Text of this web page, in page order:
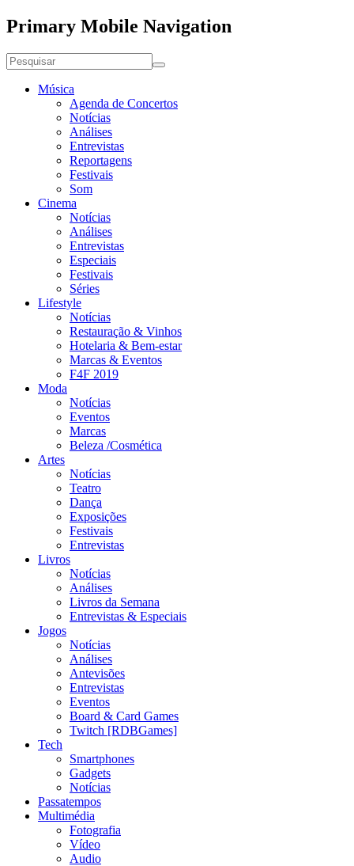
Primary Mobile Navigation
Música
Agenda de Concertos
Notícias
Análises
Entrevistas
Reportagens
Festivais
Som
Cinema
Notícias
Análises
Entrevistas
Especiais
Festivais
Séries
Lifestyle
Notícias
Restauração & Vinhos
Hotelaria & Bem-estar
Marcas & Eventos
F4F 2019
Moda
Notícias
Eventos
Marcas
Beleza /Cosmética
Artes
Notícias
Teatro
Dança
Exposições
Festivais
Entrevistas
Livros
Notícias
Análises
Livros da Semana
Entrevistas & Especiais
Jogos
Notícias
Análises
Antevisões
Entrevistas
Eventos
Board & Card Games
Twitch [RDBGames]
Tech
Smartphones
Gadgets
Notícias
Passatempos
Multimédia
Fotografia
Vídeo
Audio